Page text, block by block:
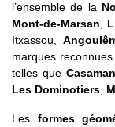
l’ensemble de la
Mont-de-Marsan,
Itxassou,
marques
telles que
Les Dominotiers,
Les formes